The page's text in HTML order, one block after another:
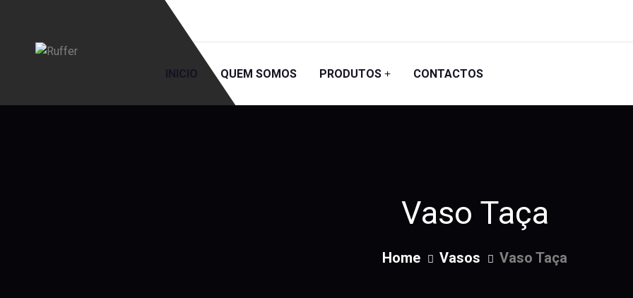
INICIO QUEM SOMOS PRODUTOS CONTACTOS
Vaso Taça
Home Vasos Vaso Taça